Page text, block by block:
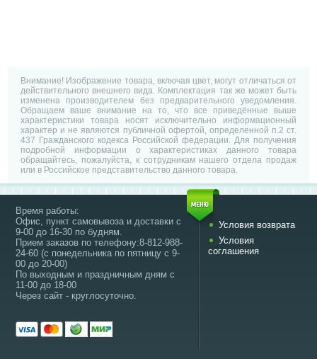
Внимание! Изображение товара, включая цвет, могут отличаться от
действительного внешнего вида. Комплектация так же может быть
изменена производителем без предварительного уведомления.
Обращаем ваше внимание на то, что все приведённые выше
характеристики товара носят исключительно информационный
характер и не являются публичной офертой, определенной п.2 ст.
437 Гражданского кодекса Российской федерации. Для получения
подробной информации о характеристиках данного товара
обращайтесь, пожалуйста, к сотрудникам нашего отдела продаж
или в Российское представительство данного товара.
Время работы:
Офис, пункт самовывоза и доставки с
9-00 до 16-30 по будням.
Прием заказов по телефону:8-812-988-
24-60 (с понедельника по пятницу с 9-
00 до 20-00)
По выходным и праздничным дням с
11-00 до 18-00
Через сайт - круглосуточно.
Условия возврата
Условия
соглашения